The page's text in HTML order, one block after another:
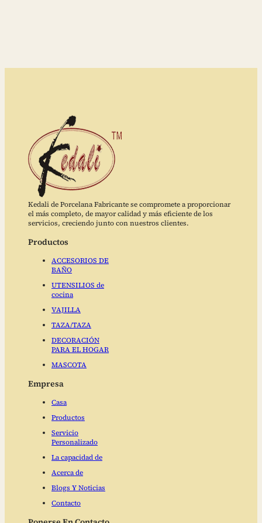
Kedali de Porcelana Fabricante se compromete a proporcionar
el más completo, de mayor calidad y más eficiente de los
servicios, creciendo junto con nuestros clientes.
Productos
ACCESORIOS DE
BAÑO
UTENSILIOS de
cocina
VAJILLA
TAZA/TAZA
DECORACIÓN
PARA EL HOGAR
MASCOTA
Empresa
Casa
Productos
Servicio
Personalizado
La capacidad de
Acerca de
Blogs Y Noticias
Contacto